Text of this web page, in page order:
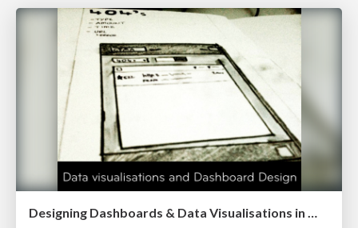
Designing Dashboards & Data Visualisations in Web Apps